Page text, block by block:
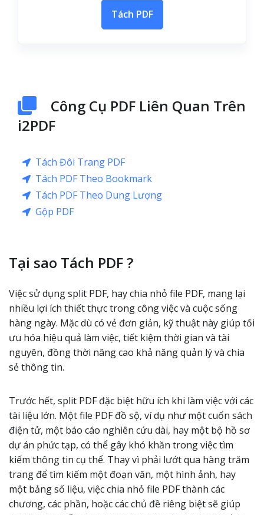
Tách PDF
Công Cụ PDF Liên Quan Trên
i2PDF
Tách Đôi Trang PDF
Tách PDF Theo Bookmark
Tách PDF Theo Dung Lượng
Gộp PDF
Tại sao Tách PDF ?
Việc sử dụng split PDF, hay chia nhỏ file PDF, mang lại
nhiều lợi ích thiết thực trong công việc và cuộc sống
hàng ngày. Mặc dù có vẻ đơn giản, kỹ thuật này giúp tối
ưu hóa hiệu quả làm việc, tiết kiệm thời gian và tài
nguyên, đồng thời nâng cao khả năng quản lý và chia
sẻ thông tin.
Trước hết, split PDF đặc biệt hữu ích khi làm việc với các
tài liệu lớn. Một file PDF đồ sộ, ví dụ như một cuốn sách
điện tử, một báo cáo nghiên cứu dài, hay một bộ hồ sơ
dự án phức tạp, có thể gây khó khăn trong việc tìm
kiếm thông tin cụ thể. Thay vì phải lướt qua hàng trăm
trang để tìm kiếm một đoạn văn, một hình ảnh, hay
một bảng số liệu, việc chia nhỏ file PDF thành các
chương, các phần, hoặc các chủ đề riêng biệt sẽ giúp